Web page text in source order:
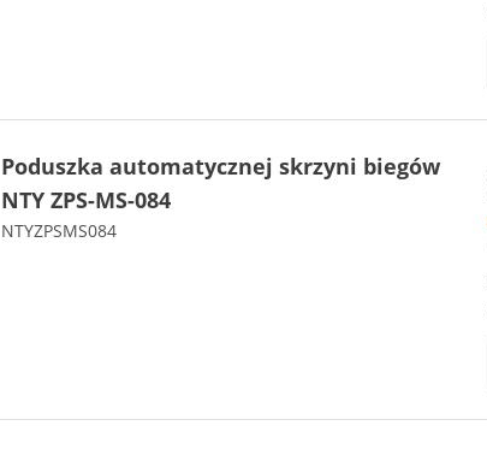
Poduszka automatycznej skrzyni biegów
NTY ZPS-MS-084
NTYZPSMS084